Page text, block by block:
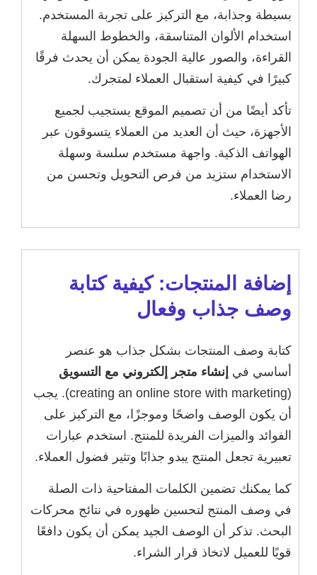
بسيطة وجذابة، مع التركيز على تجربة المستخدم.
استخدام الألوان المتناسقة، والخطوط السهلة
القراءة، والصور عالية الجودة يمكن أن يحدث فرقًا
كبيرًا في كيفية استقبال العملاء لمتجرك.
تأكد أيضًا من أن تصميم الموقع يستجيب لجميع
الأجهزة، حيث أن العديد من العملاء يتسوقون عبر
الهواتف الذكية. واجهة مستخدم سلسة وسهلة
الاستخدام ستزيد من فرص التحويل وتحسن من
رضا العملاء.
إضافة المنتجات: كيفية كتابة
وصف جذاب وفعال
كتابة وصف المنتجات بشكل جذاب هو عنصر
أساسي في إنشاء متجر إلكتروني مع التسويق
(creating an online store with marketing). يجب
أن يكون الوصف واضحًا وموجزًا، مع التركيز على
الفوائد والميزات الفريدة للمنتج. استخدم عبارات
تعبيرية تجعل المنتج يبدو جذابًا وتثير فضول العملاء.
كما يمكنك تضمين الكلمات المفتاحية ذات الصلة
في وصف المنتج لتحسين ظهوره في نتائج محركات
البحث. تذكر أن الوصف الجيد يمكن أن يكون دافعًا
قويًا للعميل لاتخاذ قرار الشراء.